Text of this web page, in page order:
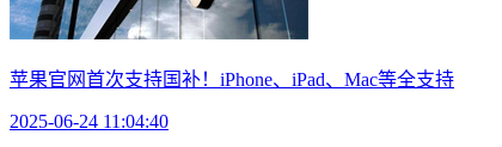
苹果官网首次支持国补！iPhone、iPad、Mac等全支持
2025-06-24 11:04:40